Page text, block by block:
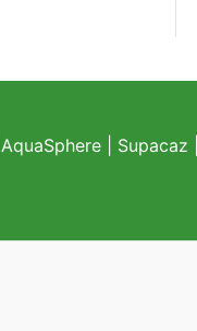
AquaSphere| Supacaz